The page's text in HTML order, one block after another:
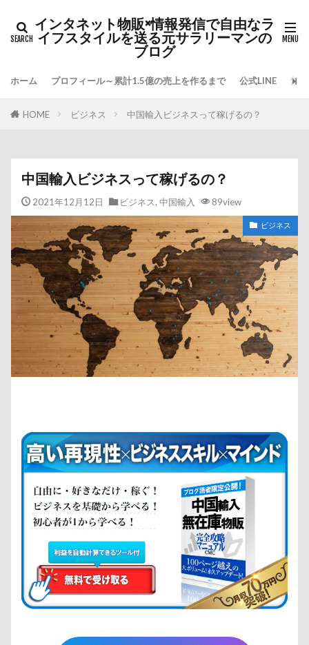
インタネット物販×情報発信で自由なラ
イフスタイルを送る元サラリーマンの
ブログ
ホーム プロフィール～累計1.5億の売上を作るまで 公式LINE 無
HOME ビジネス 中国輸入ビジネスって稼げるの？
中国輸入ビジネスって稼げるの？
2021年12月12日 ビジネス, 中国輸入 89view
ビジネス